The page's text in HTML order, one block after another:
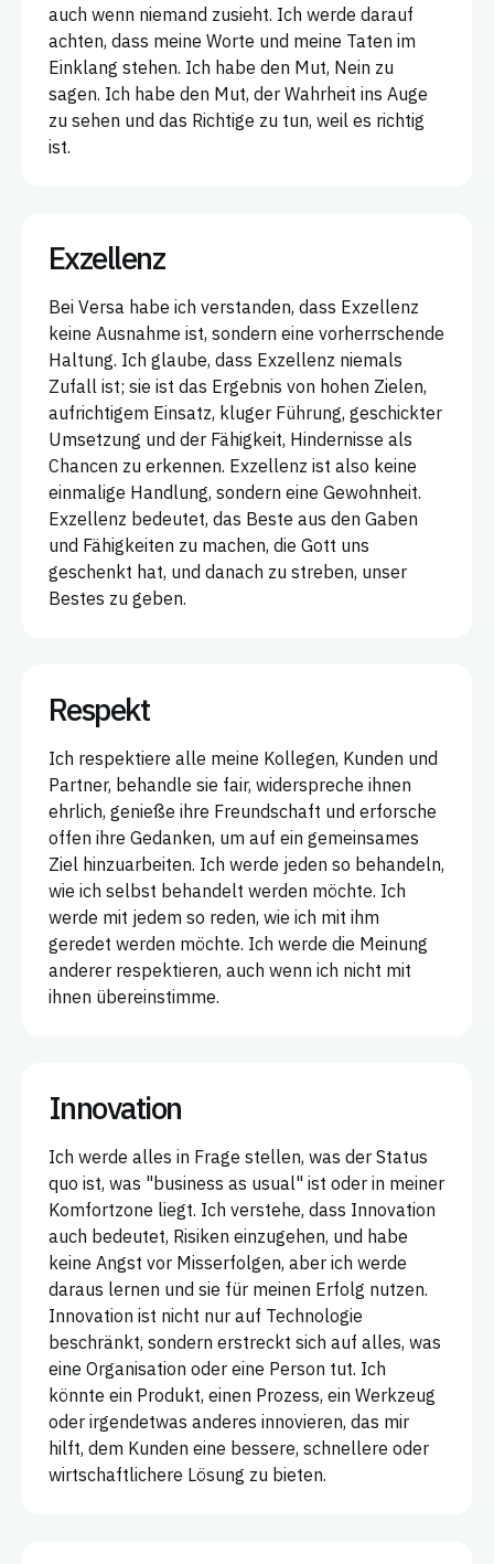
auch wenn niemand zusieht. Ich werde darauf
achten, dass meine Worte und meine Taten im
Einklang stehen. Ich habe den Mut, Nein zu
sagen. Ich habe den Mut, der Wahrheit ins Auge
zu sehen und das Richtige zu tun, weil es richtig
ist.
Exzellenz
Bei Versa habe ich verstanden, dass Exzellenz
keine Ausnahme ist, sondern eine vorherrschende
Haltung. Ich glaube, dass Exzellenz niemals
Zufall ist; sie ist das Ergebnis von hohen Zielen,
aufrichtigem Einsatz, kluger Führung, geschickter
Umsetzung und der Fähigkeit, Hindernisse als
Chancen zu erkennen. Exzellenz ist also keine
einmalige Handlung, sondern eine Gewohnheit.
Exzellenz bedeutet, das Beste aus den Gaben
und Fähigkeiten zu machen, die Gott uns
geschenkt hat, und danach zu streben, unser
Bestes zu geben.
Respekt
Ich respektiere alle meine Kollegen, Kunden und
Partner, behandle sie fair, widerspreche ihnen
ehrlich, genieße ihre Freundschaft und erforsche
offen ihre Gedanken, um auf ein gemeinsames
Ziel hinzuarbeiten. Ich werde jeden so behandeln,
wie ich selbst behandelt werden möchte. Ich
werde mit jedem so reden, wie ich mit ihm
geredet werden möchte. Ich werde die Meinung
anderer respektieren, auch wenn ich nicht mit
ihnen übereinstimme.
Innovation
Ich werde alles in Frage stellen, was der Status
quo ist, was "business as usual" ist oder in meiner
Komfortzone liegt. Ich verstehe, dass Innovation
auch bedeutet, Risiken einzugehen, und habe
keine Angst vor Misserfolgen, aber ich werde
daraus lernen und sie für meinen Erfolg nutzen.
Innovation ist nicht nur auf Technologie
beschränkt, sondern erstreckt sich auf alles, was
eine Organisation oder eine Person tut. Ich
könnte ein Produkt, einen Prozess, ein Werkzeug
oder irgendetwas anderes innovieren, das mir
hilft, dem Kunden eine bessere, schnellere oder
wirtschaftlichere Lösung zu bieten.